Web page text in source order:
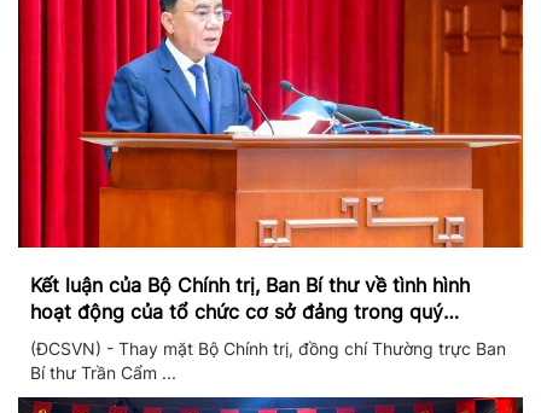
Kết luận của Bộ Chính trị, Ban Bí thư về tình hình
hoạt động của tổ chức cơ sở đảng trong quý
II/2026
(ĐCSVN) - Thay mặt Bộ Chính trị, đồng chí Thường trực Ban
Bí thư Trần Cẩm ...